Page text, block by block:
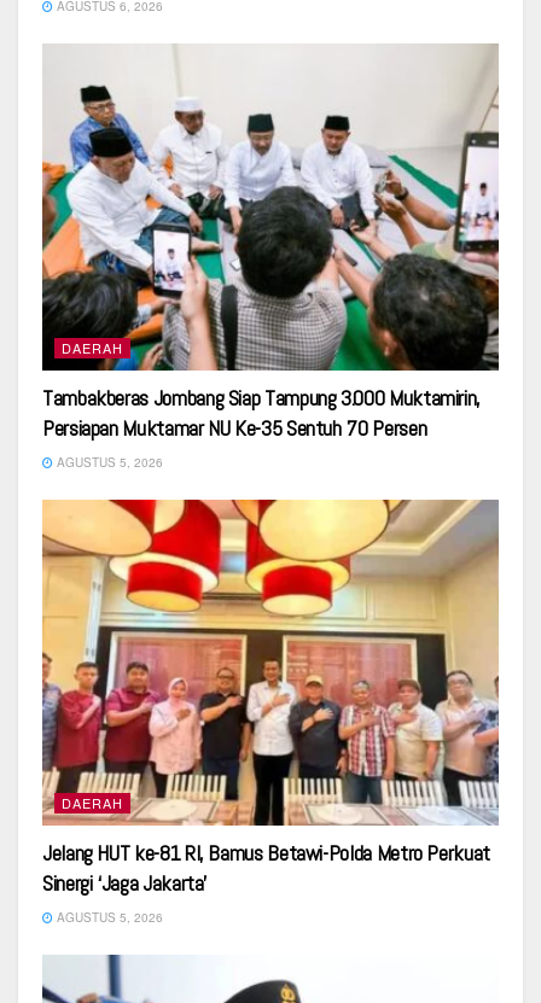
AGUSTUS 6, 2026
DAERAH
Tambakberas Jombang Siap Tampung 3.000 Muktamirin,
Persiapan Muktamar NU Ke-35 Sentuh 70 Persen
AGUSTUS 5, 2026
DAERAH
Jelang HUT ke-81 RI, Bamus Betawi-Polda Metro Perkuat
Sinergi ‘Jaga Jakarta’
AGUSTUS 5, 2026